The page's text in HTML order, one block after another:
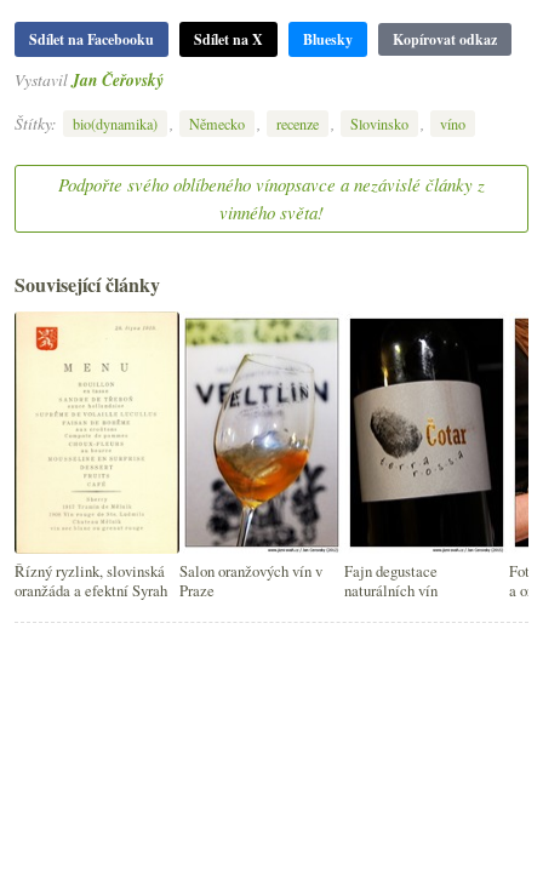
Sdílet na Facebooku Sdílet na X Bluesky Kopírovat odkaz
Vystavil Jan Čeřovský
Štítky:
bio(dynamika) , Německo , recenze , Slovinsko , víno
Podpořte svého oblíbeného vínopsavce a nezávislé články z
vinného světa!
Související články
Řízný ryzlink, slovinská
oranžáda a efektní Syrah
Salon oranžových vín v
Praze
Fajn degustace
naturálních vín
a